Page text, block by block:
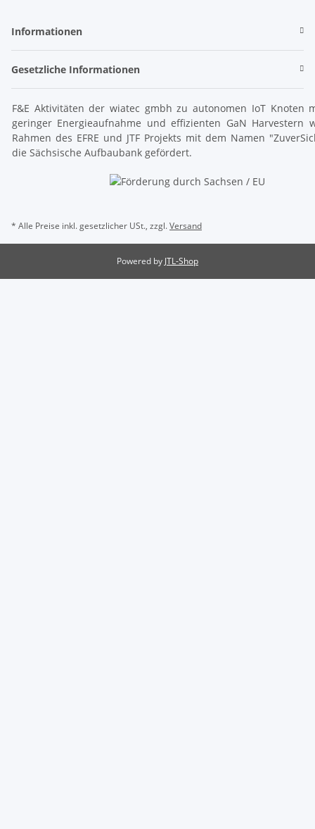
Informationen
Gesetzliche Informationen
F&E Aktivitäten der wiatec gmbh zu autonomen IoT Knoten
geringer Energieaufnahme und effizienten GaN Harvestern
Rahmen des EFRE und JTF Projekts mit dem Namen
die Sächsische Aufbaubank gefördert.
* Alle Preise inkl. gesetzlicher USt., zzgl.Versand
Powered by JTL-Shop